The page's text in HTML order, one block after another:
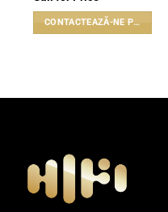
CONTACTEAZĂ-NE PENTRU PREȚ